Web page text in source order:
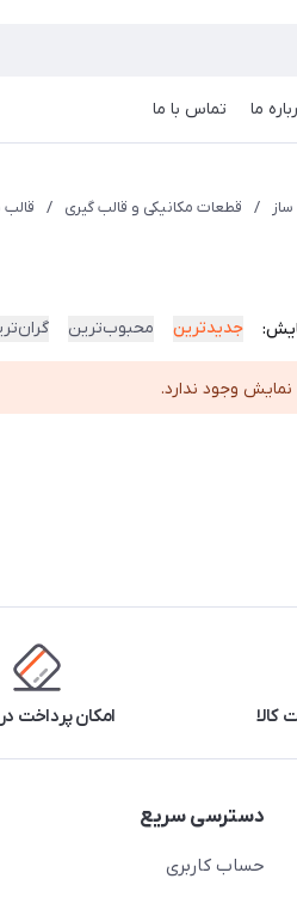
ما تماس با ما
/ قطعات مکانیکی و قالب گیری /
جدیدترین محبوب‌ترین
نمایش وجود ندارد.
کالا امکان پرداخت
دسترسی سریع
حساب کاربری